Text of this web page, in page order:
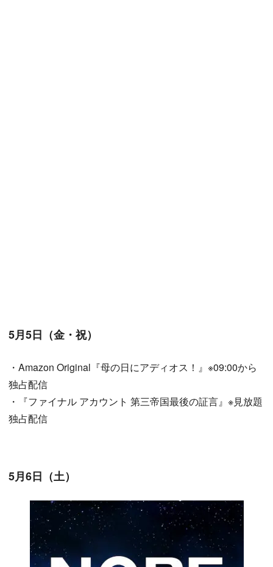
5月5日（金・祝）
・Amazon Original『母の日にアディオス！』※09:00から
独占配信
・『ファイナル アカウント 第三帝国最後の証言』※見放題
独占配信
5月6日（土）